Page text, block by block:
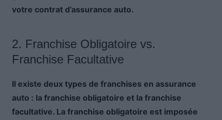
votre contrat d’assurance auto.
2. Franchise Obligatoire vs.
Franchise Facultative
Il existe deux types de franchises en assurance
auto : la franchise obligatoire et la franchise
facultative. La franchise obligatoire est imposée